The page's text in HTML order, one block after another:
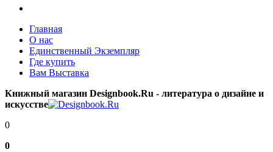
Главная
О нас
Единственный Экземпляр
Где купить
Вам Выставка
Книжный магазин Designbook.Ru - литература о дизайне и
искусстве
0
0